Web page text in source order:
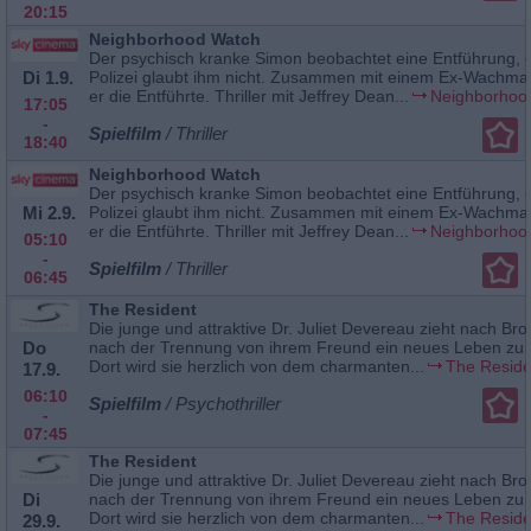
20:15
Di 1.9.
17:05
-
18:40
Neighborhood Watch
Der psychisch kranke Simon beobachtet eine Entführung,
Polizei glaubt ihm nicht. Zusammen mit einem Ex-
er die Entführte. Thriller mit Jeffrey Dean...
Spielfilm / Thriller
Mi 2.9.
05:10
-
06:45
Neighborhood Watch
Der psychisch kranke Simon beobachtet eine Entführung,
Polizei glaubt ihm nicht. Zusammen mit einem Ex-
er die Entführte. Thriller mit Jeffrey Dean...
Spielfilm / Thriller
Do
17.9.
06:10
-
07:45
The Resident
Die junge und attraktive Dr. Juliet Devereau zieht nach
nach der Trennung von ihrem Freund ein neues Leben zu
Dort wird sie herzlich von dem charmanten...
The
Spielfilm / Psychothriller
Di
29.9.
The Resident
Die junge und attraktive Dr. Juliet Devereau zieht nach
nach der Trennung von ihrem Freund ein neues Leben zu
Dort wird sie herzlich von dem charmanten...
The